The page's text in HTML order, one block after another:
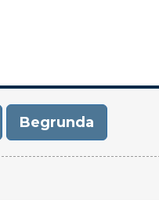
Begrunda